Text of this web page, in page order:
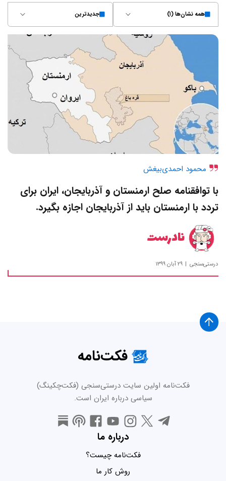
همه نشان‌ها (۱) جدیدترین
محمود احمدی‌بیغش
با توافقنامه صلح ارمنستان و آذربایجان، ایران برای
تردد با ارمنستان باید از آذربایجان اجازه بگیرد.
نادرست
درستی‌سنجی ۲۹ آبان ۱۳۹۹
فکت‌نامه
فکت‌نامه اولین سایت درستی‌سنجی (فکت‌چکینگ)
سیاسی درباره ایران است.
درباره ما
فکت‌نامه چیست؟
روش کار ما